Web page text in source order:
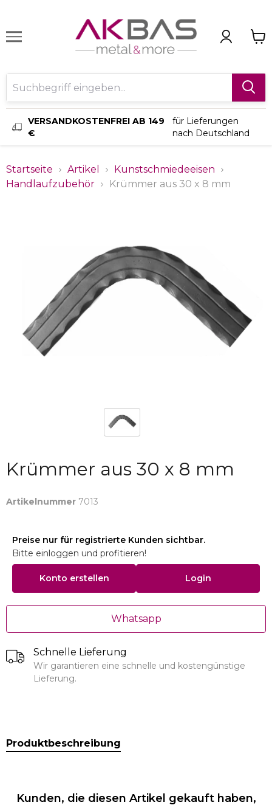
VERSANDKOSTENFREI AB 149
€
für Lieferungen
nach Deutschland
Startseite Artikel
Kunstschmiedeeisen
Handlaufzubehör
Krümmer aus 30 x 8 mm
Krümmer aus 30 x 8 mm
Artikelnummer 7013
Preise nur für registrierte Kunden sichtbar.
Bitte einloggen und profitieren!
Konto erstellen Login
Whatsapp
Schnelle Lieferung
Wir garantieren eine schnelle und kostengünstige
Lieferung.
Produktbeschreibung
Kunden, die diesen Artikel gekauft haben,